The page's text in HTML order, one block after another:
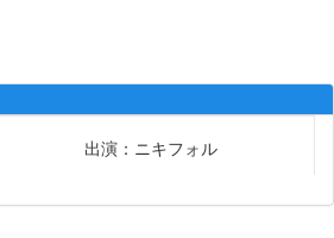
出演：ニキフォル